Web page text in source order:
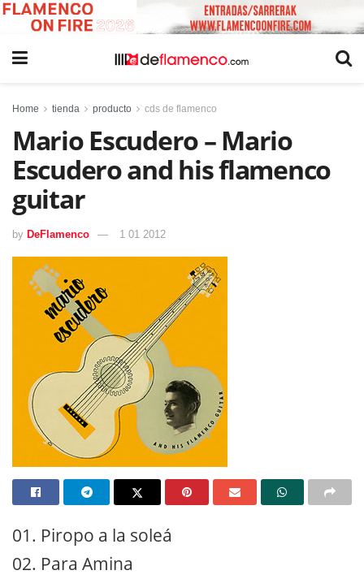
Home tienda producto cds de flamenco
Mario Escudero – Mario
Escudero and his flamenco
guitar
by DeFlamenco 1 01 2012
01. Piropo a la soleá
02. Para Amina